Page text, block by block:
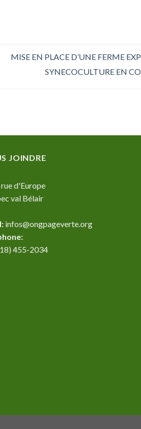
MISE EN PLACE D’UNE FERME
SYNECOCULTURE EN
JOINDRE
d'Europe
val Bélair
infos@ongpageverte.org
455-2034